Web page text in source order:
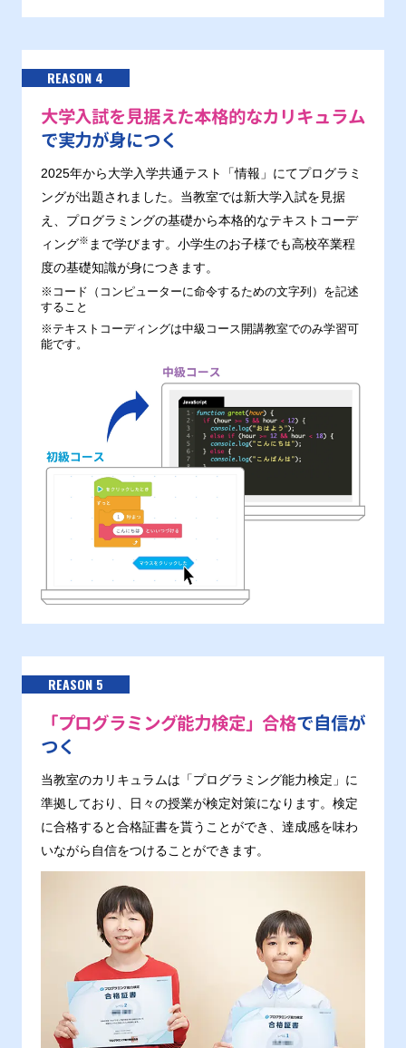
REASON 4
大学入試を見据えた本格的なカリキュラム
で実力が身につく
2025年から大学入学共通テスト「情報」にてプログラミ
ングが出題されました。当教室では新大学入試を見据
え、プログラミングの基礎から本格的なテキストコーデ
ィング※ まで学びます。小学生のお子様でも高校卒業程
度の基礎知識が身につきます。
※コード（コンピューターに命令するための文字列）を記述
すること
※テキストコーディングは中級コース開講教室でのみ学習可
能です。
REASON 5
「プログラミング能力検定」合格で自信が
つく
当教室のカリキュラムは「プログラミング能力検定」に
準拠しており、日々の授業が検定対策になります。検定
に合格すると合格証書を貰うことができ、達成感を味わ
いながら自信をつけることができます。